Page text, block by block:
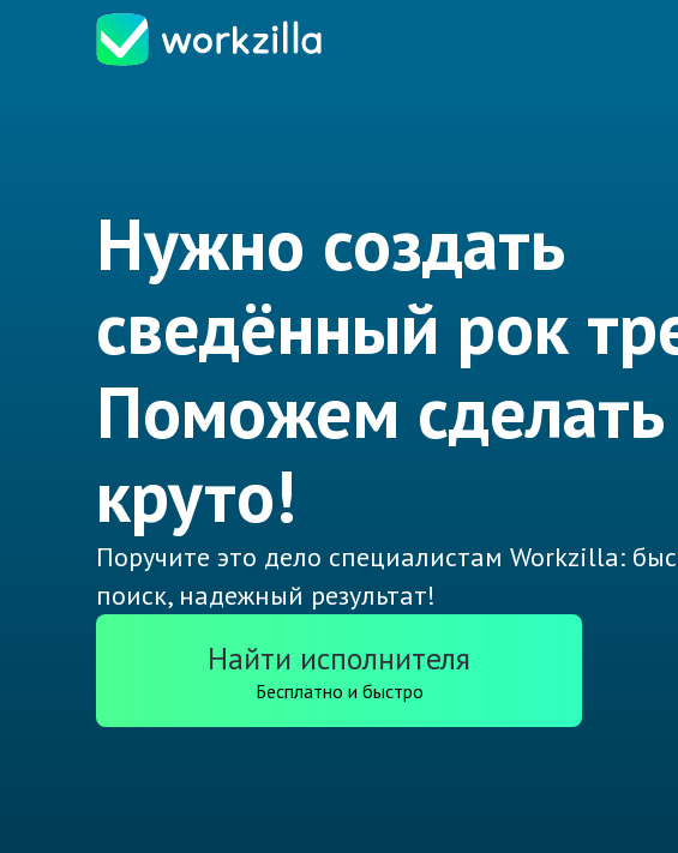
Нужно создать
сведённый рок
Поможем сделать
круто!
Поручите это дело специалистам Workzilla:
поиск, надежный результат!
Найти исполнителя
Бесплатно и быстро